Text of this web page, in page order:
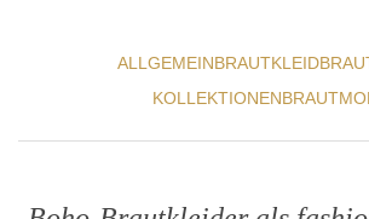
ALLGEMEINBRAUTKLEID
KOLLEKTIONEN